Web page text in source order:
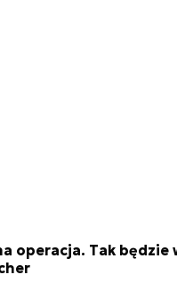
operacja. Tak będzie